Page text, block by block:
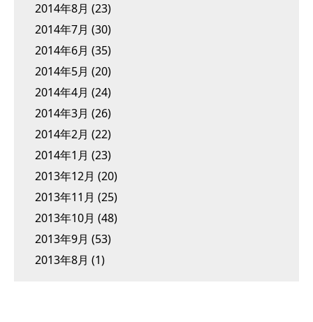
2014年8月 (23)
2014年7月 (30)
2014年6月 (35)
2014年5月 (20)
2014年4月 (24)
2014年3月 (26)
2014年2月 (22)
2014年1月 (23)
2013年12月 (20)
2013年11月 (25)
2013年10月 (48)
2013年9月 (53)
2013年8月 (1)